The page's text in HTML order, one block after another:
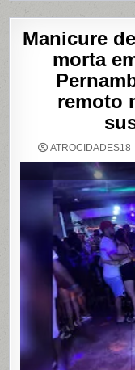
Manicure
morta
remoto
ATROCIDADES18